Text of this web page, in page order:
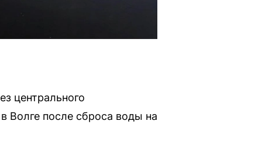
центрального
Волге после сброса воды на